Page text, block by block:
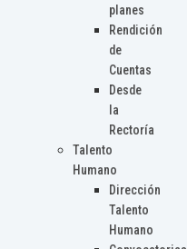
planes
Rendición
de
Cuentas
Desde
la
Rectoría
Talento
Humano
Dirección
Talento
Humano